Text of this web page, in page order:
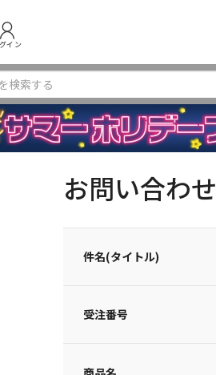
イン
お問い合わせ
件名(タイトル)
受注番号